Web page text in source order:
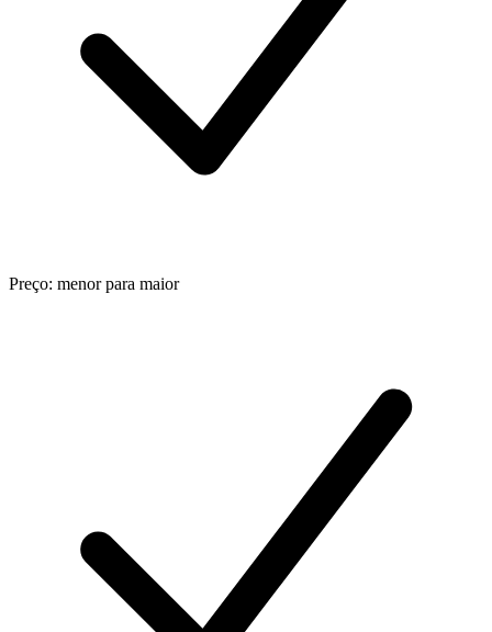
Preço: menor para maior